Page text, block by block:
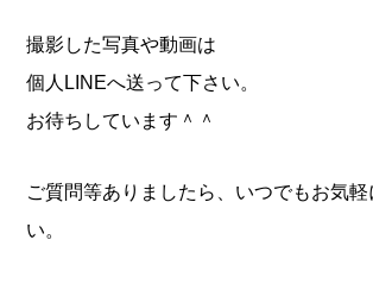
撮影した写真や動画は
個人LINEへ送って下さい。
お待ちしています＾＾
ご質問等ありましたら、いつでもお気軽
い。